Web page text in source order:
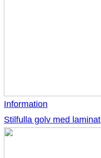
Information
Stilfulla golv med laminat